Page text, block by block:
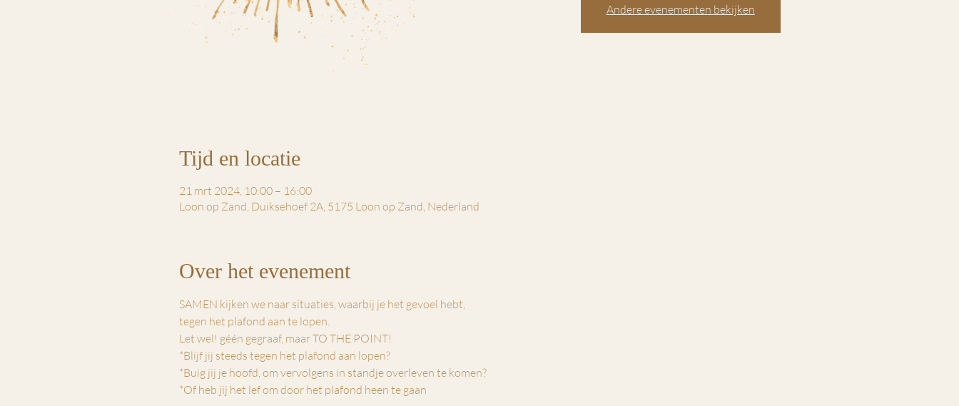
Andere evenementen bekijken
Tijd en locatie
21 mrt 2024, 10:00 – 16:00
Loon op Zand, Duiksehoef 2A, 5175 Loon op Zand, Nederland
Over het evenement
SAMEN kijken we naar situaties, waarbij je het gevoel hebt,
tegen het plafond aan te lopen.
Let wel! géén gegraaf, maar TO THE POINT!
*Blijf jij steeds tegen het plafond aan lopen?
*Buig jij je hoofd, om vervolgens in standje overleven te komen?
*Of heb jij het lef om door het plafond heen te gaan